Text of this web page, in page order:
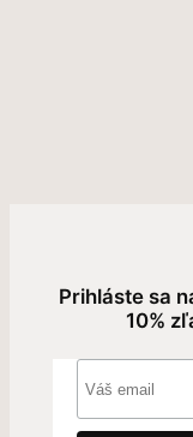
Prihláste sa
10%